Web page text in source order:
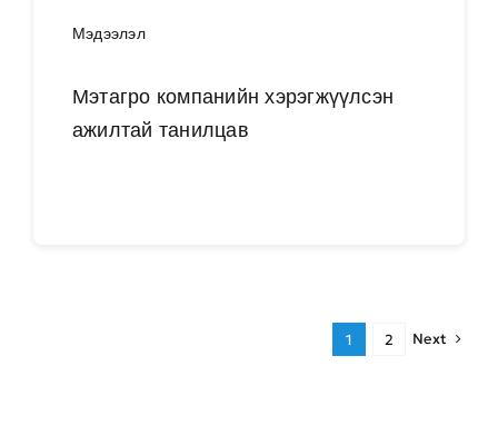
Мэдээлэл
Мэтагро компанийн хэрэгжүүлсэн
ажилтай танилцав
1 2 Next